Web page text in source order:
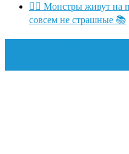
🧛‍♂ Монстры живут на
совсем не страшные 📚